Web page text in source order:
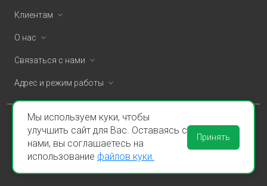
Клиентам
О нас
Связаться с нами
Адрес и режим работы
ООО «Спаклин» © 2026
Политика конфиденциальности и оферта
Пользовательское соглашение
Мы используем куки, чтобы
улучшить сайт для Вас. Оставаясь с
нами, вы соглашаетесь на
использование файлов куки.
Принять